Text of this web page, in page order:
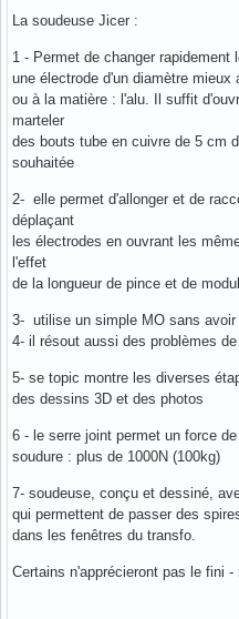
La soudeuse Jicer :
1 - Permet de changer
une électrode d'un diamètre
ou à la matière : l'alu. Il suffit
marteler
des bouts tube en cuivre de 5 cm
souhaitée
2- elle permet d'allonger et de
déplaçant
les électrodes en ouvrant les
l'effet
de la longueur de pince et de
3- utilise un simple MO sans avoir
4- il résout aussi des problèmes
5- se topic montre les diverses
des dessins 3D et des photos
6 - le serre joint permet un force
soudure : plus de 1000N (100kg)
7- soudeuse, conçu et dessiné,
qui permettent de passer des
dans les fenêtres du transfo.
Certains n'apprécieront pas le fini -